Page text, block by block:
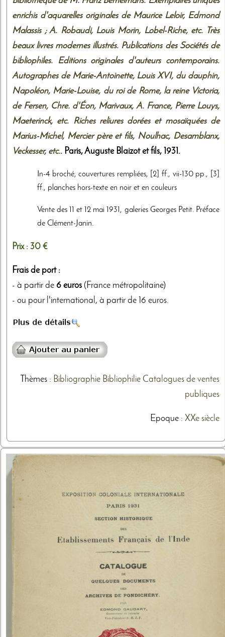
enrichis d'aquarelles originales de Maurice Leloir, Edmond
Malassis ; A. Robaudi, Louis Morin, Lobel-Riche, etc. Très
beaux livres modernes illustrés. Publications des Sociétés de
bibliophiles. Editions originales d'auteurs contemporains.
Autographes de Marie-Antoinette, Louis XVI, du dauphin,
Napoléon, Marie-Louise, du roi de Rome, la reine Victoria,
de Fersen, Chre. d'Éon, Marivaux, A. France, Pierre Louys,
Maeterinck, etc. Riches reliures dorées et mosaïquées de
Marius-Michel, Mercier père et fils, Noulhac, Desamblanx,
Veckesser, etc.. Paris,Auguste Blaizot et fils, 1931 .
In-4 broché, couvertures rempliées, [2] ff., vii-130 pp., [3]
ff., planches hors-texte en noir et en couleurs
Vente des 11 et 12 mai 1931, galeries Georges Petit. Préface
de Clément-Janin.
Prix : 30 €
Frais de port :
- à partir de 6 euros (France métropolitaine)
- ou pour l'international, à partir de 16 euros.
Thèmes: Bibliographie Bibliophilie Catalogues de ventes
publiques
Epoque : XXe siècle